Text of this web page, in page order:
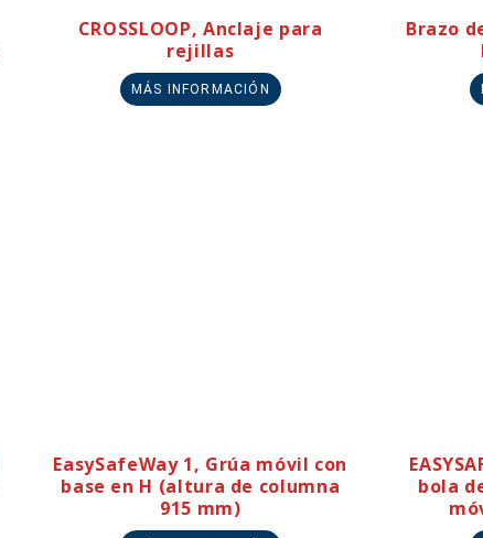
CROSSLOOP, Anclaje para
rejillas
MÁS INFORMACIÓN
Brazo
EasySafeWay 1, Grúa móvil con
base en H (altura de columna
915 mm)
bola